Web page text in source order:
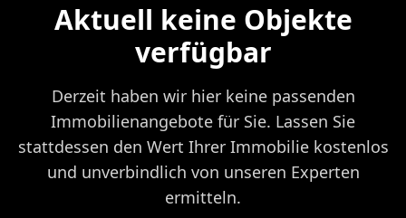
Aktuell keine Objekte
verfügbar
Derzeit haben wir hier keine passenden
Immobilienangebote für Sie. Lassen Sie
stattdessen den Wert Ihrer Immobilie kostenlos
und unverbindlich von unseren Experten
ermitteln.